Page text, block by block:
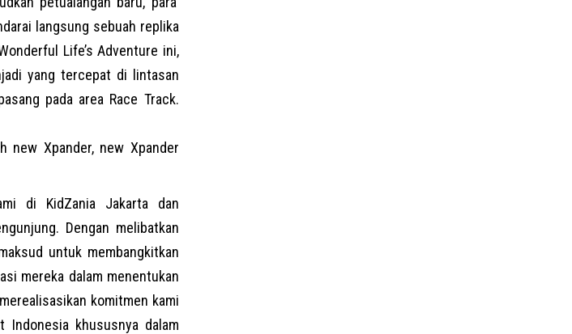
langsung sebuah replika
Life’s Adventure ini,
yang tercepat di lintasan
pada area Race Track.
new Xpander, new Xpander
di KidZania Jakarta dan
Dengan melibatkan
untuk membangkitkan
mereka dalam menentukan
komitmen kami
Indonesia khususnya dalam